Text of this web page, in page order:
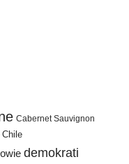
Cabernet Sauvignon
Chile
demokrati